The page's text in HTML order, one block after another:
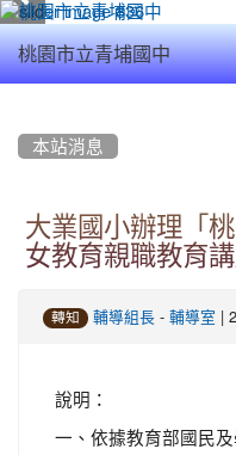
桃園市立青埔國中
本站消息
大業國小辦理「
女教育親職教育講
轉知 輔導組長 - 輔導室 |
說明：
一、依據教育部國民